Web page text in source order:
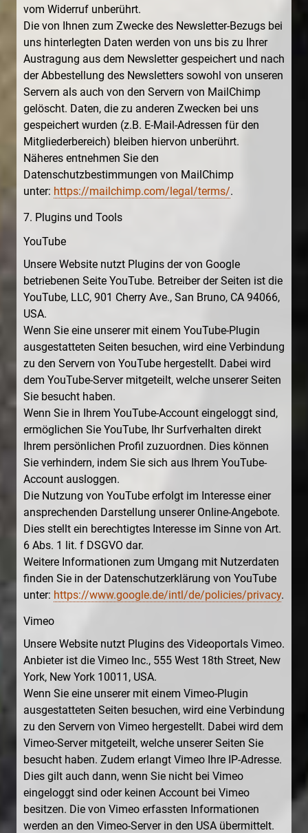
vom Widerruf unberührt.
Die von Ihnen zum Zwecke des Newsletter-Bezugs bei
uns hinterlegten Daten werden von uns bis zu Ihrer
Austragung aus dem Newsletter gespeichert und nach
der Abbestellung des Newsletters sowohl von unseren
Servern als auch von den Servern von MailChimp
gelöscht. Daten, die zu anderen Zwecken bei uns
gespeichert wurden (z.B. E-Mail-Adressen für den
Mitgliederbereich) bleiben hiervon unberührt.
Näheres entnehmen Sie den
Datenschutzbestimmungen von MailChimp
unter: https://mailchimp.com/legal/terms/.
7. Plugins und Tools
YouTube
Unsere Website nutzt Plugins der von Google
betriebenen Seite YouTube. Betreiber der Seiten ist die
YouTube, LLC, 901 Cherry Ave., San Bruno, CA 94066,
USA.
Wenn Sie eine unserer mit einem YouTube-Plugin
ausgestatteten Seiten besuchen, wird eine Verbindung
zu den Servern von YouTube hergestellt. Dabei wird
dem YouTube-Server mitgeteilt, welche unserer Seiten
Sie besucht haben.
Wenn Sie in Ihrem YouTube-Account eingeloggt sind,
ermöglichen Sie YouTube, Ihr Surfverhalten direkt
Ihrem persönlichen Profil zuzuordnen. Dies können
Sie verhindern, indem Sie sich aus Ihrem YouTube-
Account ausloggen.
Die Nutzung von YouTube erfolgt im Interesse einer
ansprechenden Darstellung unserer Online-Angebote.
Dies stellt ein berechtigtes Interesse im Sinne von Art.
6 Abs. 1 lit. f DSGVO dar.
Weitere Informationen zum Umgang mit Nutzerdaten
finden Sie in der Datenschutzerklärung von YouTube
unter: https://www.google.de/intl/de/policies/privacy.
Vimeo
Unsere Website nutzt Plugins des Videoportals Vimeo.
Anbieter ist die Vimeo Inc., 555 West 18th Street, New
York, New York 10011, USA.
Wenn Sie eine unserer mit einem Vimeo-Plugin
ausgestatteten Seiten besuchen, wird eine Verbindung
zu den Servern von Vimeo hergestellt. Dabei wird dem
Vimeo-Server mitgeteilt, welche unserer Seiten Sie
besucht haben. Zudem erlangt Vimeo Ihre IP-Adresse.
Dies gilt auch dann, wenn Sie nicht bei Vimeo
eingeloggt sind oder keinen Account bei Vimeo
besitzen. Die von Vimeo erfassten Informationen
werden an den Vimeo-Server in den USA übermittelt.